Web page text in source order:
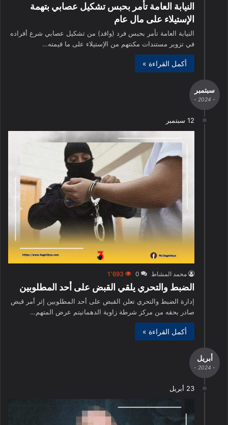
النيابة العامة تأمر بحبس تشكيل عصابي بتهمة
الإستيلاء على مال عام
النيابة العامة تأمر بحبس فرد (وافد) من تشكيل عصابي شرع أفراده
في تزوير مستندات مكنتهم من الإستيلاء على ما قيمته…
أكمل القراءة »
سبتمبر
- 2024 -
12 سبتمبر
محمد المشاط 0 1٬693
الضبط والتحري يلقي القبض على أحد المطلوبين
إدارة الضبط والتحري تعلن القبض على أحد المطلوبين إثر أمر قبض
صادر بحقه من مركز شرطة زاوية الدهمانيتم عرض المتهم…
أكمل القراءة »
أبريل
- 2024 -
23 أبريل